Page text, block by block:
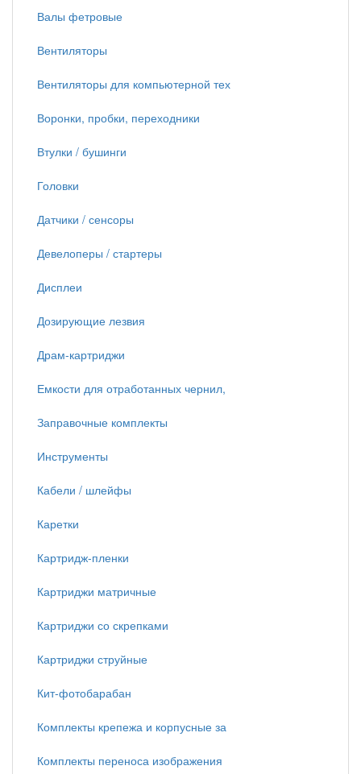
Валы фетровые
Вентиляторы
Вентиляторы для компьютерной тех
Воронки, пробки, переходники
Втулки / бушинги
Головки
Датчики / сенсоры
Девелоперы / стартеры
Дисплеи
Дозирующие лезвия
Драм-картриджи
Емкости для отработанных чернил,
Заправочные комплекты
Инструменты
Кабели / шлейфы
Каретки
Картридж-пленки
Картриджи матричные
Картриджи со скрепками
Картриджи струйные
Кит-фотобарабан
Комплекты крепежа и корпусные за
Комплекты переноса изображения